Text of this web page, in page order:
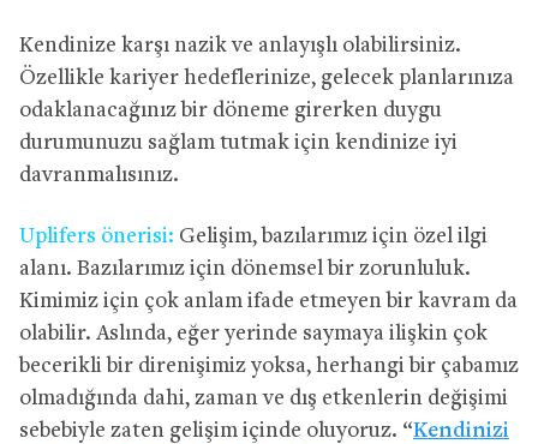
Kendinize karşı nazik ve anlayışlı olabilirsiniz.
Özellikle kariyer hedeflerinize, gelecek planlarınıza
odaklanacağınız bir döneme girerken duygu
durumunuzu sağlam tutmak için kendinize iyi
davranmalısınız.
Uplifers önerisi: Gelişim, bazılarımız için özel ilgi
alanı. Bazılarımız için dönemsel bir zorunluluk.
Kimimiz için çok anlam ifade etmeyen bir kavram da
olabilir. Aslında, eğer yerinde saymaya ilişkin çok
becerikli bir direnişimiz yoksa, herhangi bir çabamız
olmadığında dahi, zaman ve dış etkenlerin değişimi
sebebiyle zaten gelişim içinde oluyoruz. “Kendinizi